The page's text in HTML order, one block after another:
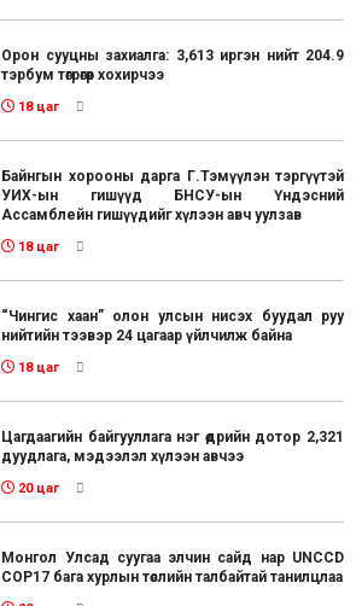
Орон сууцны захиалга: 3,613 иргэн нийт 204.9
тэрбум төгрөгөөр хохирчээ
18 цаг
Байнгын хорооны дарга Г.Тэмүүлэн тэргүүтэй
УИХ-ын гишүүд БНСУ-ын Үндэсний
Ассамблейн гишүүдийг хүлээн авч уулзав
18 цаг
“Чингис хаан” олон улсын нисэх буудал руу
нийтийн тээвэр 24 цагаар үйлчилж байна
18 цаг
Цагдаагийн байгууллага нэг өдрийн дотор 2,321
дуудлага, мэдээлэл хүлээн авчээ
20 цаг
Монгол Улсад суугаа элчин сайд нар UNCCD
COP17 бага хурлын төслийн талбайтай танилцлаа